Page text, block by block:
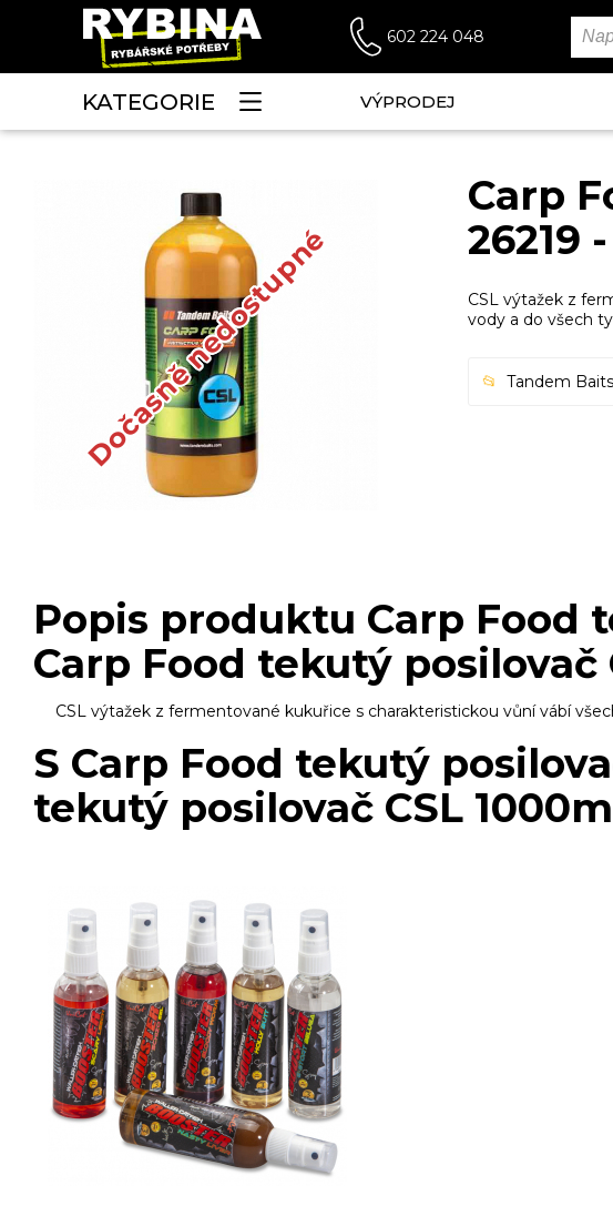
602 224 048
KATEGORIE VÝPRODEJ
Dočasně nedostupné
Carp
26219
CSL výtažek z
vody a do všech
Tandem Baits
Popis produktu Carp Food
Carp Food tekutý posilovač
CSL výtažek z fermentované kukuřice s charakteristickou vůní vábí
S Carp Food tekutý
tekutý posilovač CSL